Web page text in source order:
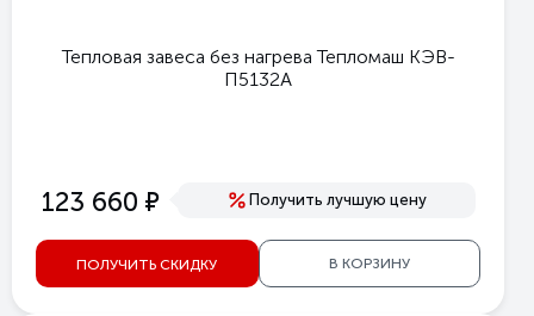
Тепловая завеса без нагрева Тепломаш КЭВ-
П5132А
123 660 е Получить лучшую цену
ПОЛУЧИТЬ СКИДКУ В КОРЗИНУ